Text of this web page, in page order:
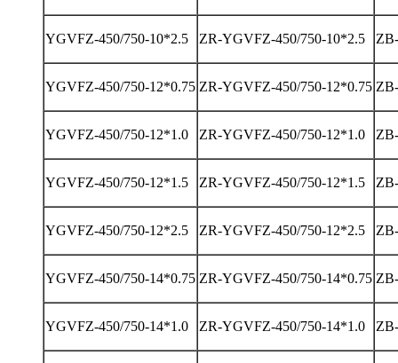
YGVFZ-450/750-10*2.5 ZR-YGVFZ-450/750-10*2.5
YGVFZ-450/750-12*0.75 ZR-YGVFZ-450/750-12*0.75
YGVFZ-450/750-12*1.0 ZR-YGVFZ-450/750-12*1.0
YGVFZ-450/750-12*1.5 ZR-YGVFZ-450/750-12*1.5
YGVFZ-450/750-12*2.5 ZR-YGVFZ-450/750-12*2.5
YGVFZ-450/750-14*0.75 ZR-YGVFZ-450/750-14*0.75
YGVFZ-450/750-14*1.0 ZR-YGVFZ-450/750-14*1.0